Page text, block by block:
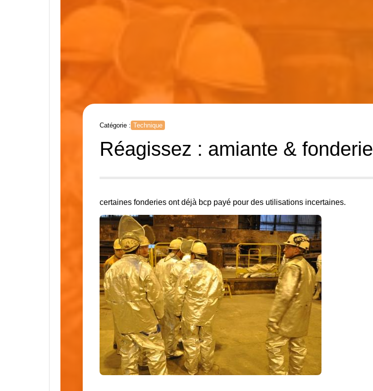
Catégorie : Technique
Réagissez : amiante & fonderie
certaines fonderies ont déjà bcp payé pour des utilisations incertaines.